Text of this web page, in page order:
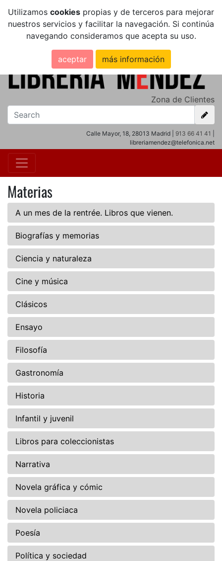
Utilizamos cookies propias y de terceros para mejorar
nuestros servicios y facilitar la navegación. Si continúa
navegando consideramos que acepta su uso.
aceptar más información
Zona de Clientes
Calle Mayor, 18, 28013 Madrid | 913 66 41 41
libreriamendez@telefonica.net
Materias
A un mes de la rentrée. Libros que vienen.
Biografías y memorias
Ciencia y naturaleza
Cine y música
Clásicos
Ensayo
Filosofía
Gastronomía
Historia
Infantil y juvenil
Libros para coleccionistas
Narrativa
Novela gráfica y cómic
Novela policiaca
Poesía
Política y sociedad